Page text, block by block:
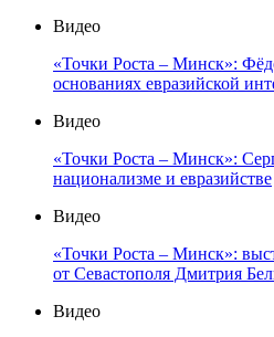
Видео
«Точки Роста – Минск»:
основаниях евразийской
Видео
«Точки Роста – Минск»:
национализме и евразийстве
Видео
«Точки Роста – Минск»:
от Севастополя Дмитрия
Видео